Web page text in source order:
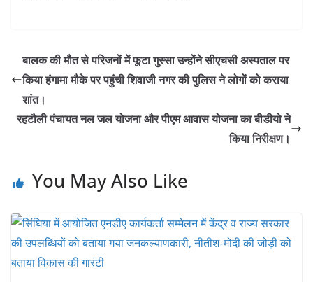
बालक की मौत से परिजनों में फूटा गुस्सा उन्होंने सीएचसी अस्पताल पर
किया हंगामा मौके पर पहुंची शिवाजी नगर की पुलिस ने लोगों को कराया
शांत।
रहटौली पंचायत नल जल योजना और पीएम आवास योजना का बीडीयो ने
किया निरीक्षण।
You May Also Like